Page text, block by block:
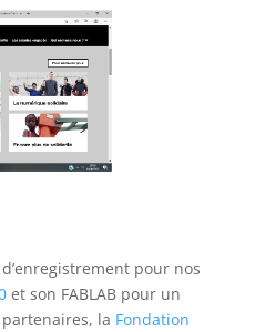
pour nos
et son FABLAB pour un
la Fondation